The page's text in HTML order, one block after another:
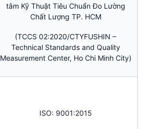
tâm Kỹ Thuật Tiêu Chuẩn Đo Lường
Chất Lượng TP. HCM
(TCCS 02:2020/CTYFUSHIN –
Technical Standards and Quality
Measurement Center, Ho Chi Minh City)
ISO: 9001:2015